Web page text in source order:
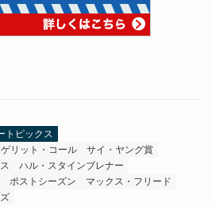
トピックス
ゲリット・コール
サイ・ヤング賞
ハル・スタインブレナー
ポストシーズン
マックス・フリード